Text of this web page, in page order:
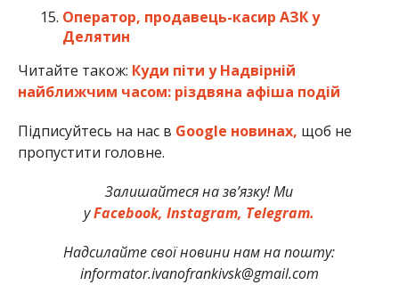
Оператор, продавець-касир АЗК у
Делятин
Читайте також: Куди піти у Надвірній
найближчим часом: різдвяна афіша подій
Підписуйтесь на нас в Google новинах, щоб не
пропустити головне.
Залишайтеся на зв’язку! Ми
уFacebook, Instagram, Telegram.
Надсилайте свої новини нам на пошту:
informator.ivanofrankivsk@gmail.com